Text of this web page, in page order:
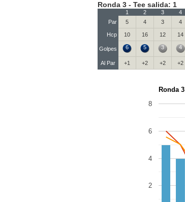
Ronda 3 - Tee salida: 1
1 2 3 4
Par
5 4 3 4
Hcp 10 16 12 14
Golpes 6 5 3 4
Al Par +1 +2 +2 +2
Ronda 3
2
4
6
8